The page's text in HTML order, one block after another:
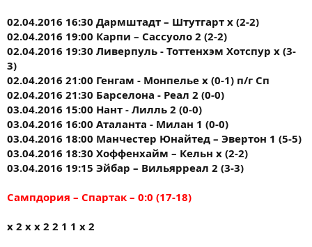
02.04.2016 16:30 Дармштадт – Штутгарт х (2-2)
02.04.2016 19:00 Карпи – Сассуоло 2 (2-2)
02.04.2016 19:30 Ливерпуль - Тоттенхэм Хотспур х (3-
3)
02.04.2016 21:00 Генгам - Монпелье х (0-1) п/г Сп
02.04.2016 21:30 Барселона - Реал 2 (0-0)
03.04.2016 15:00 Нант - Лилль 2 (0-0)
03.04.2016 16:00 Аталанта - Милан 1 (0-0)
03.04.2016 18:00 Манчестер Юнайтед – Эвертон 1 (5-5)
03.04.2016 18:30 Хоффенхайм – Кельн х (2-2)
03.04.2016 19:15 Эйбар – Вильярреал 2 (3-3)
Сампдория – Спартак – 0:0 (17-18)
х 2 х х 2 2 1 1 х 2